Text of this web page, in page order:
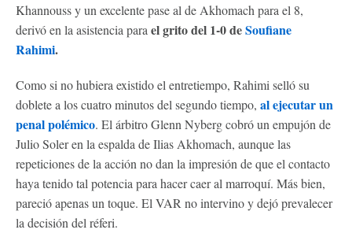
Khannouss y un excelente pase al de Akhomach para el 8,
derivó en la asistencia para el grito del 1-0 deSoufiane
Rahimi.
Como si no hubiera existido el entretiempo, Rahimi selló su
doblete a los cuatro minutos del segundo tiempo, al ejecutar un
penal polémico. El árbitro Glenn Nyberg cobró un empujón de
Julio Soler en la espalda de Ilias Akhomach, aunque las
repeticiones de la acción no dan la impresión de que el contacto
haya tenido tal potencia para hacer caer al marroquí. Más bien,
pareció apenas un toque. El VAR no intervino y dejó prevalecer
la decisión del réferi.